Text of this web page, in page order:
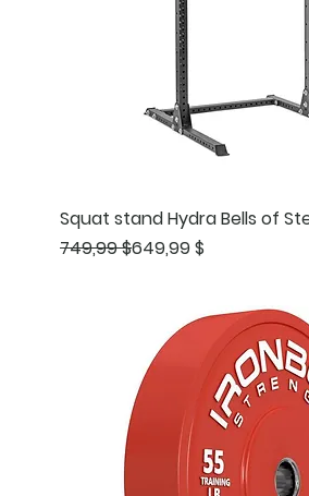
Squat stand Hydra Bells of
Prix original
749,99 $
Prix promotionnel
649,99 $